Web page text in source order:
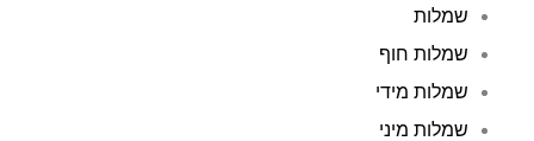
שמלות
שמלות חוף
שמלות מידי
שמלות מיני